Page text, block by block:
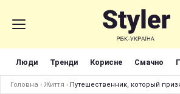
Люди Тренди Корисне Смачно
Головна › Життя › Путешественник, который